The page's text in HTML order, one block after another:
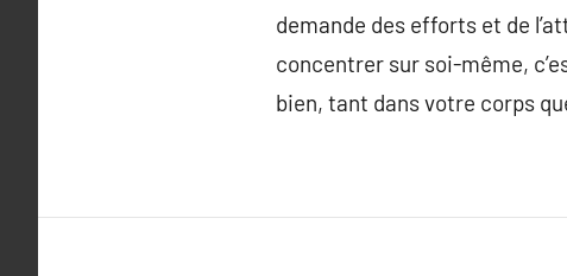
demande des efforts et de
concentrer sur soi-même,
bien, tant dans votre corps